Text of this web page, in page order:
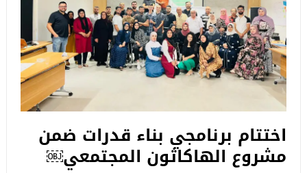
اختتام برنامجي بناء قدرات ضمن
مشروع الهاكاثون المجتمعي￼